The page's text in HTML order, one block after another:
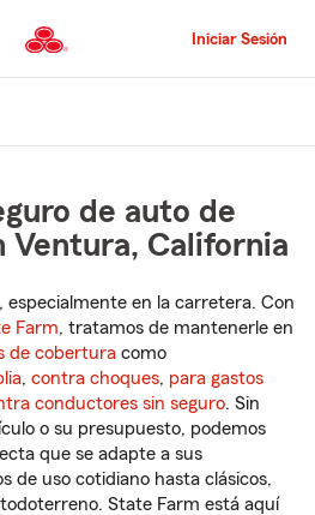
al
contenido
principal
Iniciar Sesión
de auto de
Ventura, California
especialmente en la carretera. Con
Farm, tratamos de mantenerle en
de cobertura como
, contra choques, para gastos
conductores sin seguro. Sin
o su presupuesto, podemos
que se adapte a sus
de uso cotidiano hasta clásicos,
State Farm está aquí